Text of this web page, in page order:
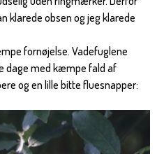
klarede obsen og jeg klarede
fornøjelse. Vadefuglene
dage med kæmpe fald af
og en lille bitte fluesnapper: